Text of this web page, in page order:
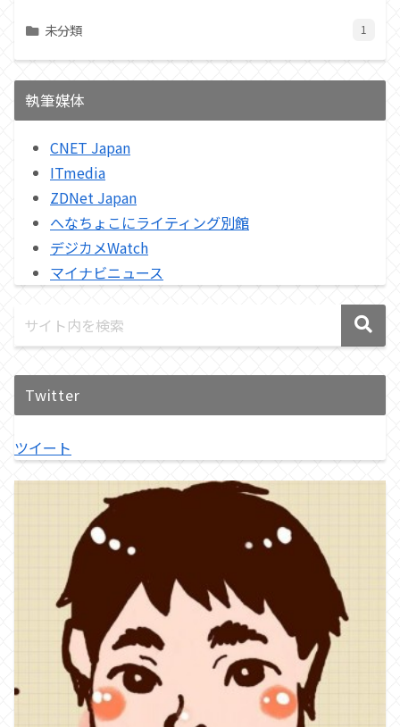
未分類 1
執筆媒体
CNET Japan
ITmedia
ZDNet Japan
へなちょこにライティング別館
デジカメWatch
マイナビニュース
Twitter
ツイート